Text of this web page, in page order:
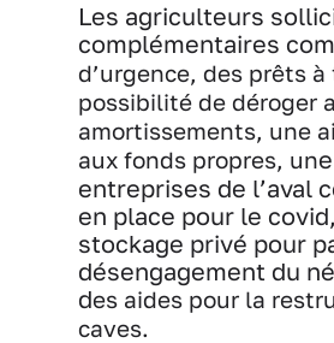
Les agriculteurs
complémentaires
d’urgence, des prêts à
possibilité de déroger
amortissements, une
aux fonds propres, un
entreprises de l’aval
en place pour le
stockage privé pour
désengagement du
des aides pour la
caves.